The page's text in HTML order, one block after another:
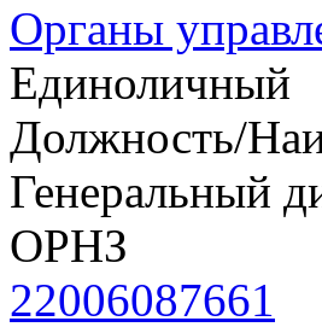
Органы
Единоличный
Должность/
Генеральный
ОРНЗ
22006087661